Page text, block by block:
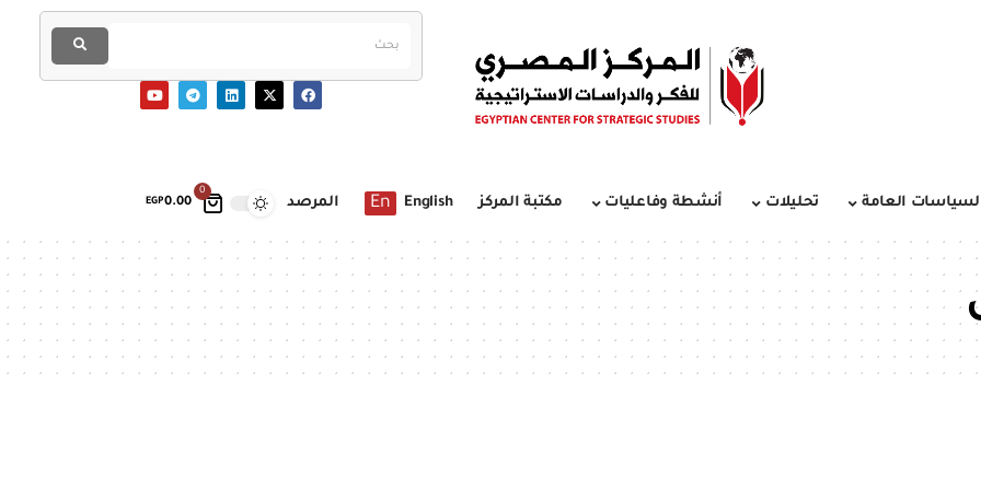
0
EGP0.00 العامة تحليلات أنشطة وفاعليات مكتبة المركز English
En المرصد